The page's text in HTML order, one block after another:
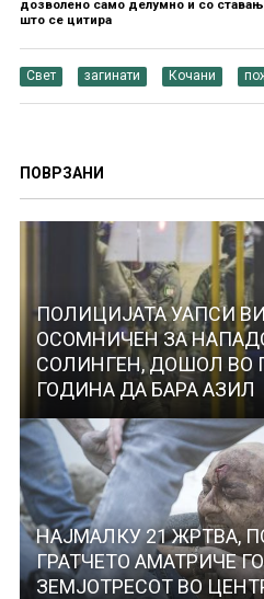
дозволено само делумно и со
што се цитира
Свет загинати Кочани
ПОВРЗАНИ
ПОЛИЦИЈАТА УАПСИ
ОСОМНИЧЕН ЗА
СОЛИНГЕН, ДОШОЛ ВО
ГОДИНА ДА БАРА АЗИЛ
НАЈМАЛКУ 21 ЖРТВА,
ГРАТЧЕТО АМАТРИЧЕ
ЗЕМЈОТРЕСОТ ВО